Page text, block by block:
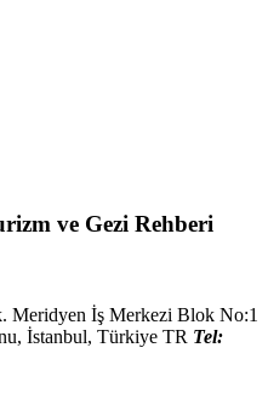
ve Gezi Rehberi
Meridyen İş Merkezi Blok No:1
İstanbul, Türkiye TR Tel: